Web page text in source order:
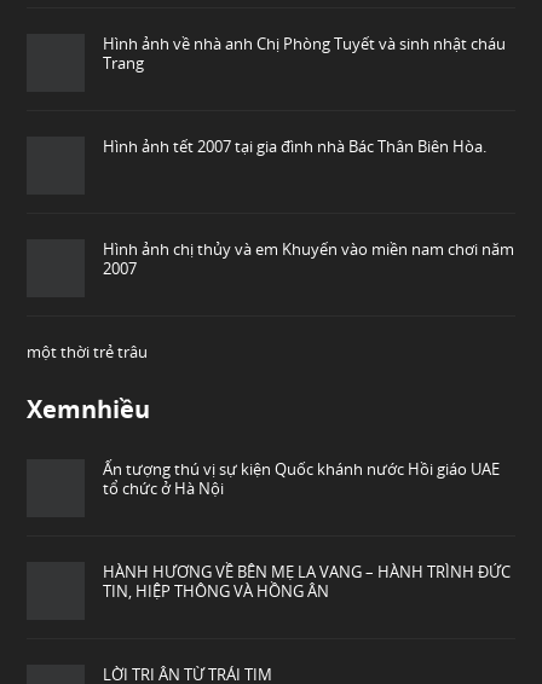
Hình ảnh về nhà anh Chị Phòng Tuyết và sinh nhật cháu
Trang
Hình ảnh tết 2007 tại gia đình nhà Bác Thân Biên Hòa.
Hình ảnh chị thủy và em Khuyến vào miền nam chơi năm
2007
một thời trẻ trâu
Xemnhiều
Ấn tượng thú vị sự kiện Quốc khánh nước Hồi giáo UAE
tổ chức ở Hà Nội
HÀNH HƯƠNG VỀ BÊN MẸ LA VANG – HÀNH TRÌNH ĐỨC
TIN, HIỆP THÔNG VÀ HỒNG ÂN
LỜI TRI ÂN TỪ TRÁI TIM